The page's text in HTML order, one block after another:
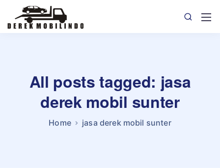
All posts tagged: jasa
derek mobil sunter
Home jasa derek mobil sunter